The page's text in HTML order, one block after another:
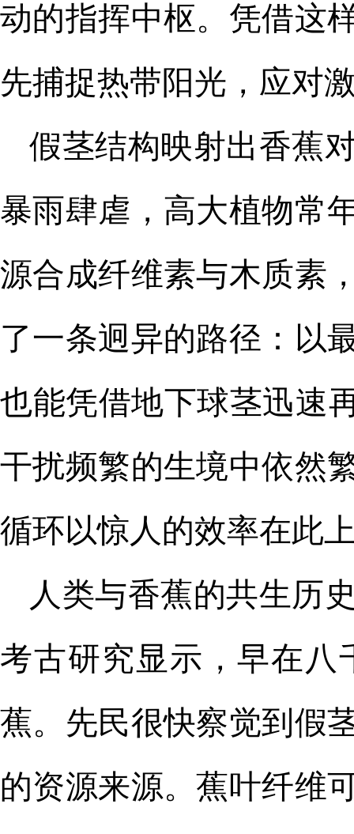
动的指挥中枢。凭借这
先捕捉热带阳光，应对
假茎结构映射出香蕉
暴雨肆虐，高大植物常
源合成纤维素与木质素
了一条迥异的路径：以
也能凭借地下球茎迅速
干扰频繁的生境中依然
循环以惊人的效率在此
人类与香蕉的共生历
考古研究显示，早在八
蕉。先民很快察觉到假
的资源来源。蕉叶纤维